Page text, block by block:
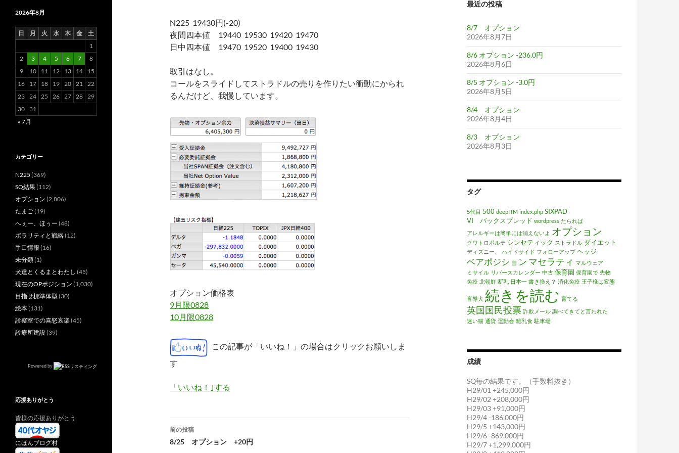
N225 19430円(-20)
夜間四本値 19440 19530 19420 19470
日中四本値 19470 19520 19400 19430
取引はなし。
コールをスライドしてストラドルの売りを作りたい衝動にかられ
るんだけど、我慢しています。
オプション価格表
9月限0828
10月限0828
この記事が「いいね！」の場合はクリックお願いしま
す
「いいね！｣する
投
稿
前の投稿
8/25 オプション +20円
最近の投稿
8/7 オプション
2026年8月7日
8/6 オプション -236.0円
2026年8月6日
8/5 オプション -3.0円
2026年8月5日
8/4 オプション
2026年8月4日
8/3 オプション
2026年8月3日
タグ
5代目 500 deepITM index.php SIXPAD
VI バックスプレッド wordpress たられば
アレルギーは簡単には消えないよ オプション
クワトロポルテ シンセティック ストラドル ダイエット
ディズニー、 ハイドサイド フォローアップ ヘッジ
ベアポジション マセラティ マルウェア
ミサイル リバースカレンダー 中古 保育園 保育園で 先物
免疫 北朝鮮 断乳 日本一 書き換え？ 消化免疫 王子様は変態
盲導犬 続きを読む 育てる
英国国民投票 詐欺メール 調べてきてと言われた
迷い猫 通貨 運動会 離乳食 駐車場
成績
SQ毎の結果です。（手数料抜き）
H29/01 +245,000円
H29/02 +208,000円
H29/03 +91,000円
H29/4 -186,000円
H29/5 +143,000円
H29/6 -869,000円
H29/7 +1,299,000円
2026年8月
日 月 火 水 木 金
土
1
2
3 4 5 6 7
8
9
10 11 12 13 14
15
16
17 18 19 20 21
22
23
24 25 26 27 28
29
30
31
« 7月
カテゴリー
N225 (369)
SQ結果(112)
オプション (2,806)
たまご(19)
へぇー、ほぅー (48)
ボラリティと戦略(12)
手口情報 (16)
未分類(1)
犬達とくるまとわたし (45)
現在のOPポジション (1,030)
目指せ標準体型 (30)
絵本(131)
診察室での喜怒哀楽(45)
診療所建設(39)
Powered by
応援ありがとう
皆様の応援ありがとう
にほんブログ村